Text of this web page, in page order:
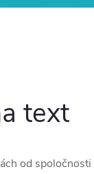
text
od